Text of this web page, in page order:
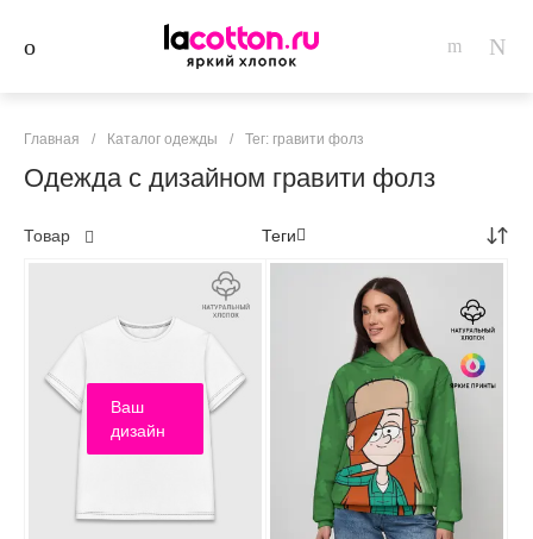
Главная / Каталог одежды / Тег: гравити фолз
Одежда с дизайном гравити фолз
Товар Теги
Ваш
дизайн